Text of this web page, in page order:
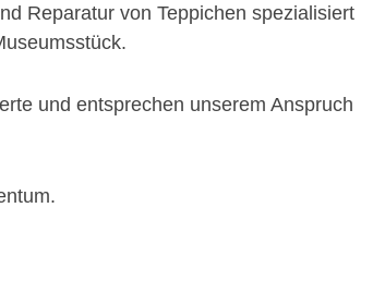
Reparatur von Teppichen spezialisiert
und entsprechen unserem Anspruch